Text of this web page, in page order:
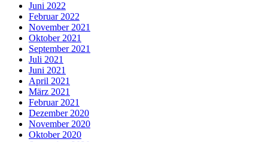
Juni 2022
Februar 2022
November 2021
Oktober 2021
September 2021
Juli 2021
Juni 2021
April 2021
März 2021
Februar 2021
Dezember 2020
November 2020
Oktober 2020